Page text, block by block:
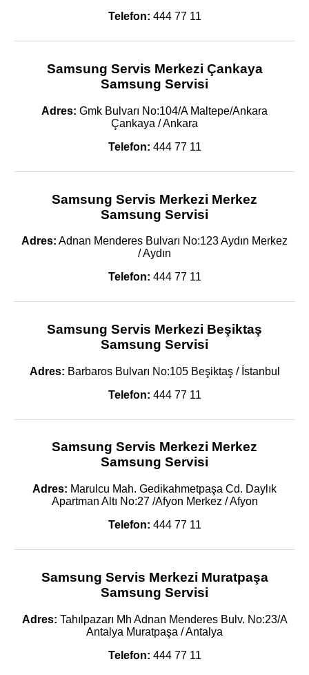
Telefon: 444 77 11
Samsung Servis Merkezi Çankaya
Samsung Servisi
Adres: Gmk Bulvarı No:104/A Maltepe/Ankara
Çankaya / Ankara
Telefon: 444 77 11
Samsung Servis Merkezi Merkez
Samsung Servisi
Adres: Adnan Menderes Bulvarı No:123 Aydın Merkez
/ Aydın
Telefon: 444 77 11
Samsung Servis Merkezi Beşiktaş
Samsung Servisi
Adres: Barbaros Bulvarı No:105 Beşiktaş / İstanbul
Telefon: 444 77 11
Samsung Servis Merkezi Merkez
Samsung Servisi
Adres: Marulcu Mah. Gedikahmetpaşa Cd. Daylık
Apartman Altı No:27 /Afyon Merkez / Afyon
Telefon: 444 77 11
Samsung Servis Merkezi Muratpaşa
Samsung Servisi
Adres: Tahılpazarı Mh Adnan Menderes Bulv. No:23/A
Antalya Muratpaşa / Antalya
Telefon: 444 77 11